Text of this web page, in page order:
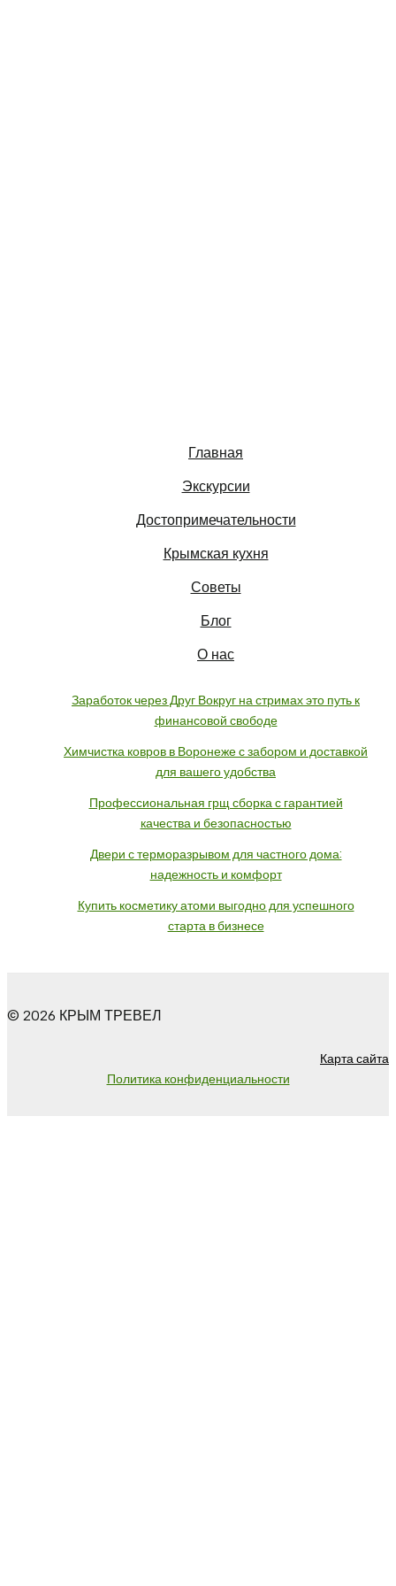
Главная
Экскурсии
Достопримечательности
Крымская кухня
Советы
Блог
О нас
Заработок через Друг Вокруг на стримах это путь к
финансовой свободе
Химчистка ковров в Воронеже с забором и доставкой
для вашего удобства
Профессиональная грщ сборка с гарантией
качества и безопасностью
Двери с терморазрывом для частного дома:
надежность и комфорт
Купить косметику атоми выгодно для успешного
старта в бизнесе
© 2026 КРЫМ ТРЕВЕЛ
Карта сайта
Политика конфиденциальности